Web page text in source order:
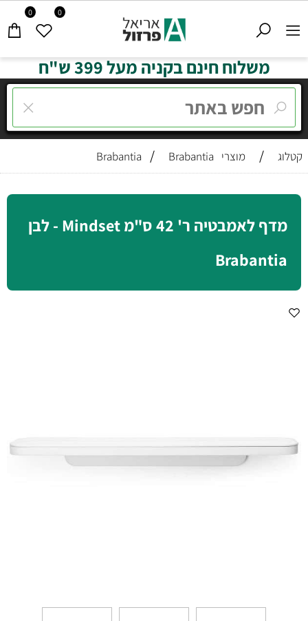
0 0
משלוח חינם בקניה מעל 399 ש"ח
קטלוג / מוצרי Brabantia / Brabantia
מדף לאמבטיה ר' 42 ס"מ Mindset - לבן
Brabantia